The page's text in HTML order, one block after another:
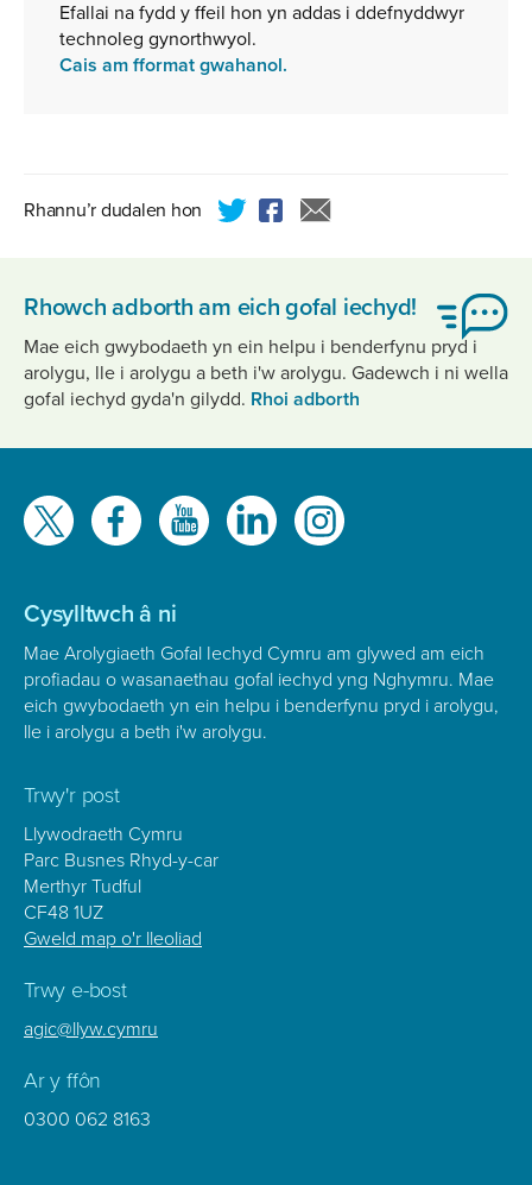
maint
ffeil:
Efallai na fydd y ffeil hon yn addas i ddefnyddwyr
technoleg gynorthwyol.
Cais am fformat gwahanol.
Rhannu’r dudalen hon
Rhowch adborth am eich gofal iechyd!
Mae eich gwybodaeth yn ein helpu i benderfynu pryd i
arolygu, lle i arolygu a beth i'w arolygu. Gadewch i ni wella
gofal iechyd gyda'n gilydd. Rhoi adborth
Gwelwch
ni
Cysylltwch â ni
Mae Arolygiaeth Gofal Iechyd Cymru am glywed am eich
profiadau o wasanaethau gofal iechyd yng Nghymru. Mae
eich gwybodaeth yn ein helpu i benderfynu pryd i arolygu,
lle i arolygu a beth i'w arolygu.
Trwy'r post
Llywodraeth Cymru
Parc Busnes Rhyd-y-car
Merthyr Tudful
CF48 1UZ
Gweld map o'r lleoliad
Trwy e-bost
agic@llyw.cymru
Ar y ffôn
0300 062 8163